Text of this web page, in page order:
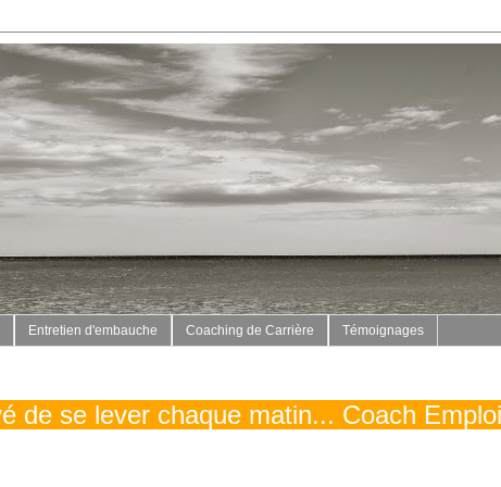
Entretien d'embauche Coaching de Carrière Témoignages
de se lever chaque matin... Coach Emploi